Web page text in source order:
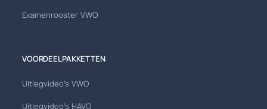
Examenrooster VWO
VOORDEELPAKKETTEN
Uitlegvideo's VWO
Uitlegvideo's HAVO